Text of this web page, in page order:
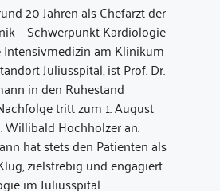
20 Jahren als Chefarzt der
– Schwerpunkt Kardiologie
am Klinikum
Juliusspital, ist Prof. Dr.
in den Ruhestand
tritt zum 1. August
Willibald Hochholzer an.
hat stets den Patienten als
zielstrebig und engagiert
im Juliusspital